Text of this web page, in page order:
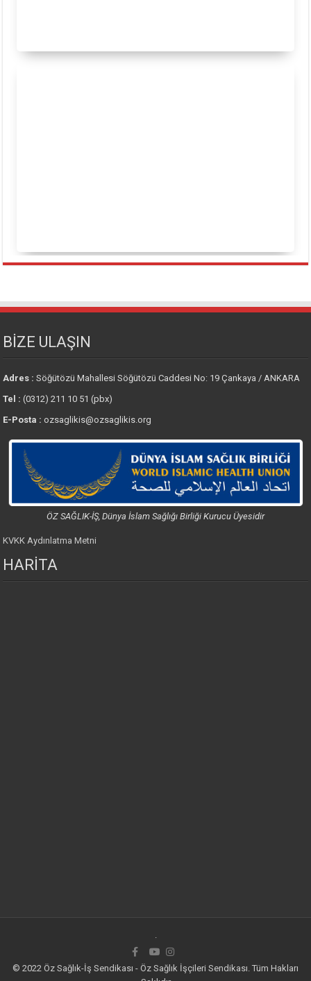
BİZE ULAŞIN
Adres :Söğütözü Mahallesi Söğütözü Caddesi No: 19 Çankaya / ANKARA
Tel : (0312) 211 10 51 (pbx)
E-Posta : ozsaglikis@ozsaglikis.org
ÖZ SAĞLIK-İŞ, Dünya İslam Sağlığı Birliği Kurucu Üyesidir
KVKK Aydınlatma Metni
HARİTA
.
© 2022 Öz Sağlık-İş Sendikası - Öz Sağlık İşçileri Sendikası. Tüm Hakları